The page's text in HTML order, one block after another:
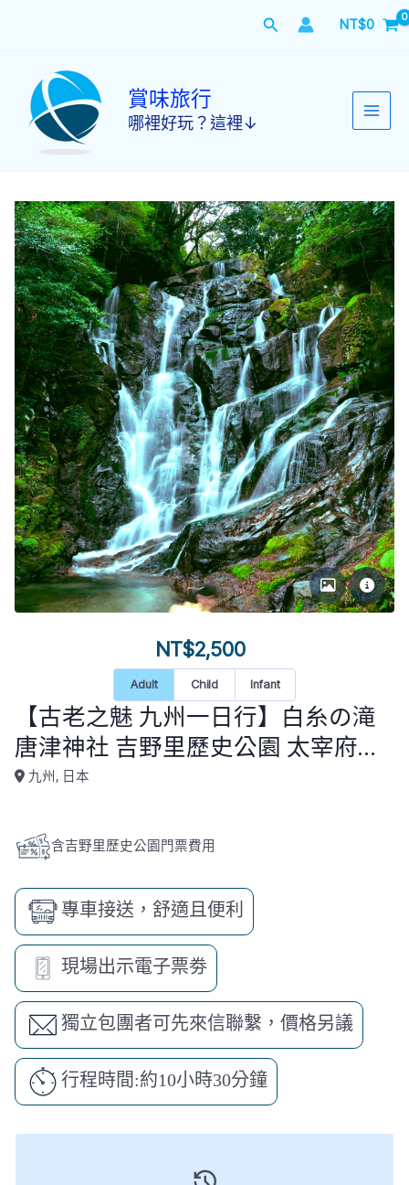
搜
NT$0
賞味旅行
哪裡好玩？這裡↓
【古老之魅 九州一日行】白糸の滝
唐津神社 吉野里歷史公園 太宰府天
滿宮（福岡市區飯店接送）KU-D1-
九州, 日本
NT$2,500
Adult Child Infant
含吉野里歷史公園門票費用
專車接送，舒適且便利
現場出示電子票劵
獨立包團者可先來信聯繫，價格另議
行程時間:約10小時30分鐘